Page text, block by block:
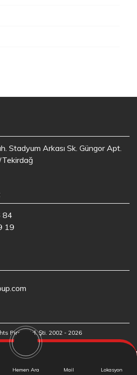
Stadyum Arkası Sk. Güngor Apt.
84
19
Piran Ltd. Şti. 2002 - 2026
Tasarım: Ajans.io
Hemen Ara Mail Lokasyon